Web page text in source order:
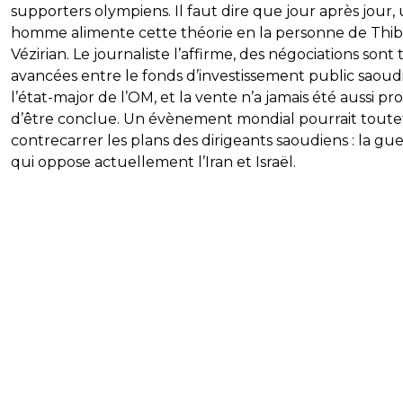
supporters olympiens. Il faut dire que jour après jour,
homme alimente cette théorie en la personne de
Vézirian. Le journaliste l’affirme, des négociations sont
avancées entre le fonds d’investissement public
l’état-major de l’OM, et la vente n’a jamais été aussi
d’être conclue. Un évènement mondial pourrait
contrecarrer les plans des dirigeants saoudiens : la
qui oppose actuellement l’Iran et Israël.